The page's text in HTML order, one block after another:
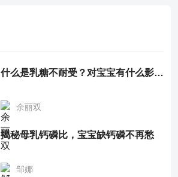
什么是乳糖不耐受？对宝宝有什么影响？
余丽双
揭秘母乳钙磷比，宝宝缺钙磷不再愁
邹娜